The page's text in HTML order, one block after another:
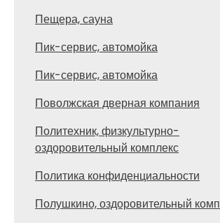
Пещера, сауна
Пик-сервис, автомойка
Пик-сервис, автомойка
Поволжская дверная компания
Политехник, физкультурно-
оздоровительный комплекс
Политика конфиденциальности
Полушкино, оздоровительный